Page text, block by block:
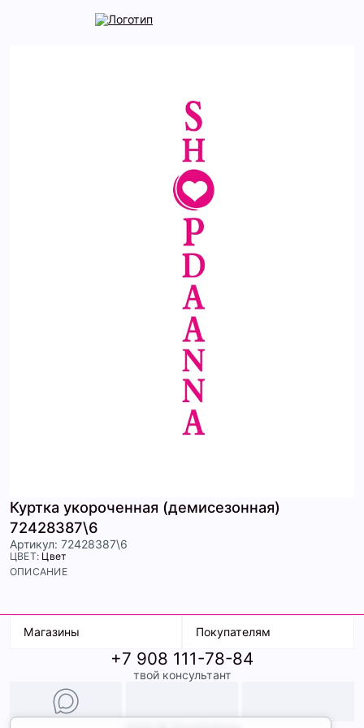
Куртка укороченная (демисезонная)
72428387\6
Артикул: 72428387\6
ЦВЕТ: Цвет
ОПИСАНИЕ
Магазины
ТК Терминал
ТРК Континент
Покупателям
Доставка
Условия оплаты
Образы
+7 908 111-78-84
твой консультант